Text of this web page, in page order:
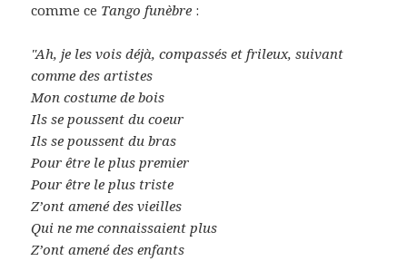
comme ce Tango funèbre :
"Ah, je les vois déjà, compassés et frileux, suivant
comme des artistes
Mon costume de bois
Ils se poussent du coeur
Ils se poussent du bras
Pour être le plus premier
Pour être le plus triste
Z’ont amené des vieilles
Qui ne me connaissaient plus
Z’ont amené des enfants